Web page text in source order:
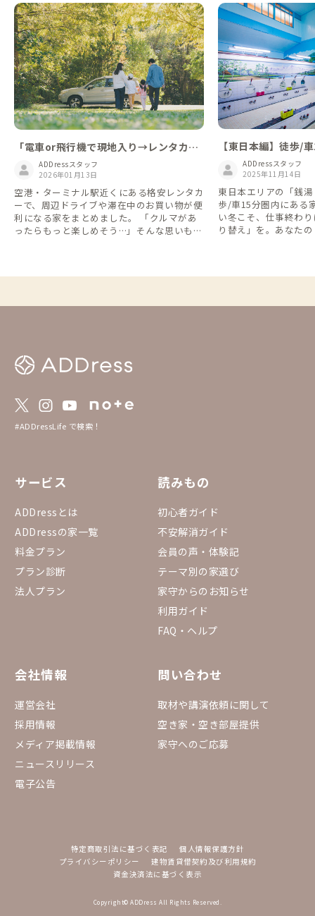
「電車or飛行機で現地入り→レンタカー
で周遊」が便利！移動費を抑える格安レ
ンタカー特集🚗
ADDressスタッフ
2026年01月13日
空港・ターミナル駅近くにある格安レンタカ
ーで、周辺ドライブや滞在中のお買い物が便
利になる家をまとめました。 「クルマがあ
ったらもっと楽しめそう…」そんな思いも、
の家を抜粋しています。詳しくは各レンタカ
年4月時点のものになります
【東日本編】徒歩/
がある家ADDressスタッフ
2025年11月14日
東日本エリアの「銭
歩/車15分圏内にある
い冬こそ、仕事終わ
り替え」を。あなた
#ADDressLife で検索！
サービス
ADDressとは
ADDressの家一覧
料金プラン
プラン診断
法人プラン
読みもの
初心者ガイド
不安解消ガイド
会員の声・体験記
テーマ別の家選び
家守からのお知らせ
利用ガイド
FAQ・ヘルプ
会社情報
運営会社
採用情報
メディア掲載情報
ニュースリリース
電子公告
問い合わせ
取材や講演依頼に関して
空き家・空き部屋提供
家守へのご応募
特定商取引法に基づく表記
個人情報保護方針
プライバシーポリシー
建物賃貸借契約及び利用規約
資金決済法に基づく表示
Copyright© ADDress All Rights Reserved.